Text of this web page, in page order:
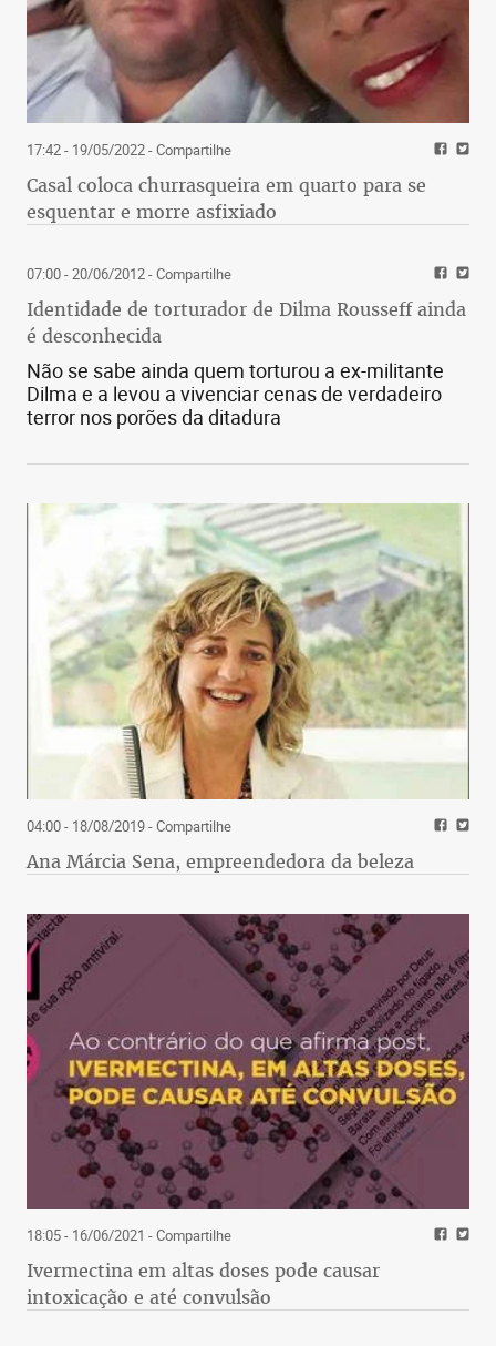
17:42 - 19/05/2022- Compartilhe
Casal coloca churrasqueira em quarto para se
esquentar e morre asfixiado
07:00 - 20/06/2012- Compartilhe
Identidade de torturador de Dilma Rousseff ainda
é desconhecida
Não se sabe ainda quem torturou a ex-militante
Dilma e a levou a vivenciar cenas de verdadeiro
terror nos porões da ditadura
04:00 - 18/08/2019- Compartilhe
Ana Márcia Sena, empreendedora da beleza
18:05 - 16/06/2021 - Compartilhe
Ivermectina em altas doses pode causar
intoxicação e até convulsão